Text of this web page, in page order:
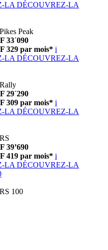
LA DÉCOUVREZ-LA
Peak
33´090
329 par mois* i
LA DÉCOUVREZ-LA
29´290
309 par mois* i
LA DÉCOUVREZ-LA
39’690
419 par mois* i
LA DÉCOUVREZ-LA
100